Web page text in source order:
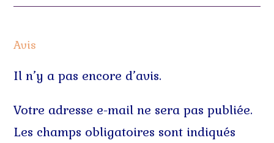
Avis
Il n’y a pas encore d’avis.
Votre adresse e-mail ne sera pas publiée.
Les champs obligatoires sont indiqués